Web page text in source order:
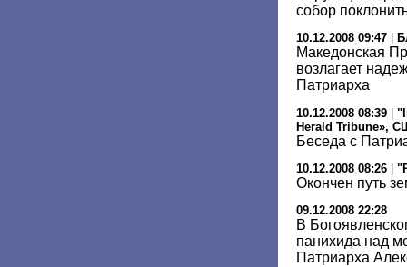
собор
10.12.2008 09:47
Македонская
возлагает
Патриарха
10.12.2008 08:39 |
Herald Tribune»,
Беседа с
10.12.2008 08:26
Окончен путь
09.12.2008 22:28
В
панихида над
Патриарха